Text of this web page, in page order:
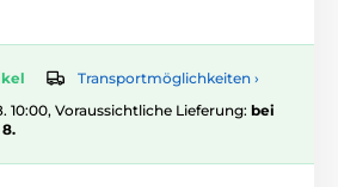
Transportmöglichkeiten ›
10:00, Voraussichtliche Lieferung: bei